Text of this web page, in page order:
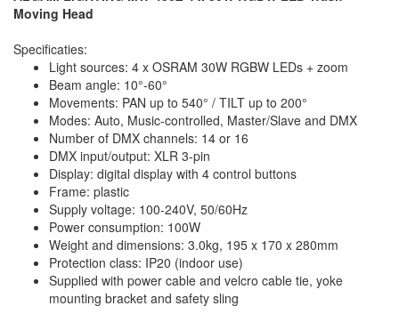
Moving Head
Specificaties:
Light sources: 4 x OSRAM 30W RGBW LEDs + zoom
Beam angle: 10°-60°
Movements: PAN up to 540° / TILT up to 200°
Modes: Auto, Music-controlled, Master/Slave and DMX
Number of DMX channels: 14 or 16
DMX input/output: XLR 3-pin
Display: digital display with 4 control buttons
Frame: plastic
Supply voltage: 100-240V, 50/60Hz
Power consumption: 100W
Weight and dimensions: 3.0kg, 195 x 170 x 280mm
Protection class: IP20 (indoor use)
Supplied with power cable and velcro cable tie, yoke
mounting bracket and safety sling